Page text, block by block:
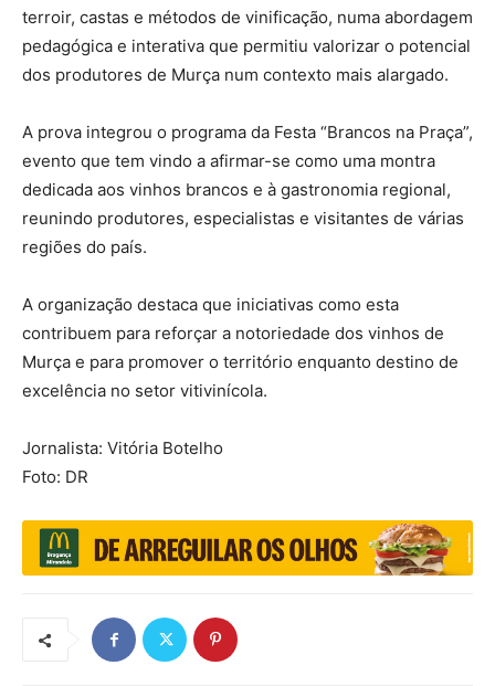
terroir, castas e métodos de vinificação, numa abordagem
pedagógica e interativa que permitiu valorizar o potencial
dos produtores de Murça num contexto mais alargado.
A prova integrou o programa da Festa “Brancos na Praça”,
evento que tem vindo a afirmar-se como uma montra
dedicada aos vinhos brancos e à gastronomia regional,
reunindo produtores, especialistas e visitantes de várias
regiões do país.
A organização destaca que iniciativas como esta
contribuem para reforçar a notoriedade dos vinhos de
Murça e para promover o território enquanto destino de
excelência no setor vitivinícola.
Jornalista: Vitória Botelho
Foto: DR